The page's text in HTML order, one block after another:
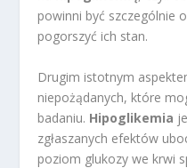
powinni być szczególnie
pogorszyć ich stan.
Drugim istotnym
niepożądanych, które
badaniu. Hipoglikemia
zgłaszanych efektów
poziom glukozy we krwi